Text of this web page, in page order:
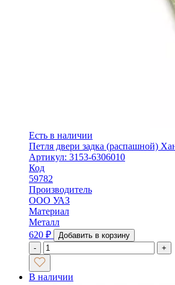
Есть в наличии
Петля двери задка (распашной)
Артикул: 3153-6306010
Код
59782
Производитель
ООО УАЗ
Материал
Металл
620 ₽
Добавить в корзину
-
+
В наличии